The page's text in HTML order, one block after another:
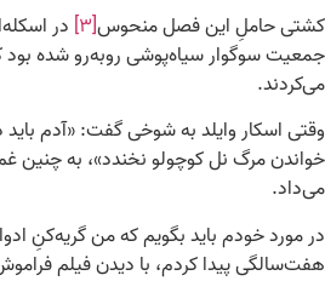
کشتی حاملِ این فصل منحوس[۳]
در
جمعیت سوگوار سیاه‌پوشی روبه‌رو شده
می‌کردند.
وقتی اسکار وایلد به شوخی گفت: «آدم
خواندن مرگ نل کوچولو نخندد»، به چنین
می‌داد.
در مورد خودم باید بگویم که من گریه‌کنِ
هفت‌سالگی پیدا کردم، با دیدن فیلم فراموش‌شده‌ای